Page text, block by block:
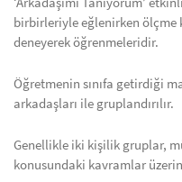
birbirleriyle eğlenirken ölçme
deneyerek öğrenmeleridir.
Öğretmenin sınıfa getirdiği
arkadaşları ile gruplandırılır.
Genellikle iki kişilik gruplar,
konusundaki kavramlar